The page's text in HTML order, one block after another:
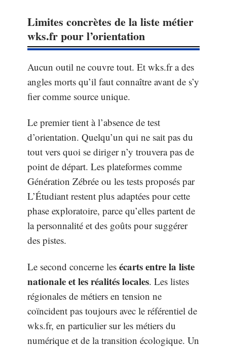
Limites concrètes de la liste métier
wks.fr pour l’orientation
Aucun outil ne couvre tout. Et wks.fr a des
angles morts qu’il faut connaître avant de s’y
fier comme source unique.
Le premier tient à l’absence de test
d’orientation. Quelqu’un qui ne sait pas du
tout vers quoi se diriger n’y trouvera pas de
point de départ. Les plateformes comme
Génération Zébrée ou les tests proposés par
L’Étudiant restent plus adaptées pour cette
phase exploratoire, parce qu’elles partent de
la personnalité et des goûts pour suggérer
des pistes.
Le second concerne les écarts entre la liste
nationale et les réalités locales. Les listes
régionales de métiers en tension ne
coïncident pas toujours avec le référentiel de
wks.fr, en particulier sur les métiers du
numérique et de la transition écologique. Un